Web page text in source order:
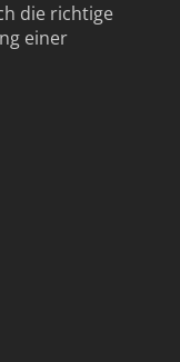
die richtige
einer